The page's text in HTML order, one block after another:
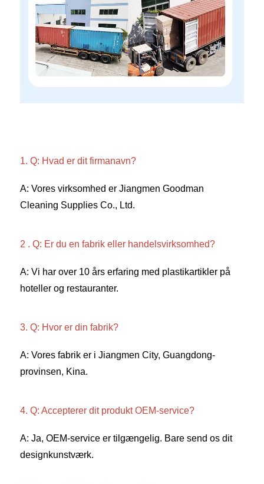
1. Q: Hvad er dit firmanavn?
A: Vores virksomhed er Jiangmen Goodman
Cleaning Supplies Co., Ltd.
2 . Q: Er du en fabrik eller handelsvirksomhed?
A: Vi har over 10 års erfaring med plastikartikler på
hoteller og restauranter.
3. Q: Hvor er din fabrik?
A: Vores fabrik er i Jiangmen City, Guangdong-
provinsen, Kina.
4. Q: Accepterer dit produkt OEM-service?
A: Ja, OEM-service er tilgængelig. Bare send os dit
designkunstværk.